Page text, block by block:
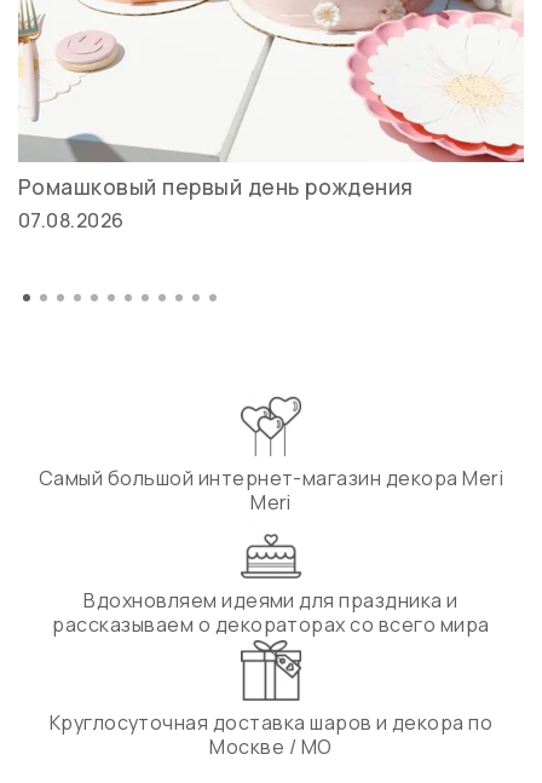
Ромашковый первый день рождения
07.08.2026
Самый большой интернет-магазин декора Meri
Meri
Вдохновляем идеями для праздника и
рассказываем о декораторах со всего мира
Круглосуточная доставка шаров и декора по
Москве / МО